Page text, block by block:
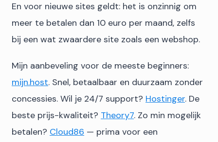
En voor nieuwe sites geldt: het is onzinnig om
meer te betalen dan 10 euro per maand, zelfs
bij een wat zwaardere site zoals een webshop.
Mijn aanbeveling voor de meeste beginners:
mijn.host. Snel, betaalbaar en duurzaam zonder
concessies. Wil je 24/7 support? Hostinger. De
beste prijs-kwaliteit? Theory7. Zo min mogelijk
betalen? Cloud86 — prima voor een